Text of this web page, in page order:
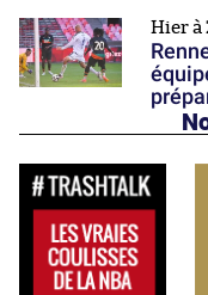
Hier à